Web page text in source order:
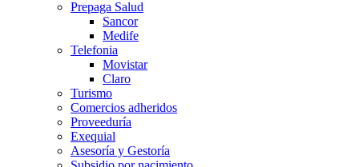
Prepaga Salud
Sancor
Medife
Telefonia
Movistar
Claro
Turismo
Comercios adheridos
Proveeduría
Exequial
Asesoría y Gestoría